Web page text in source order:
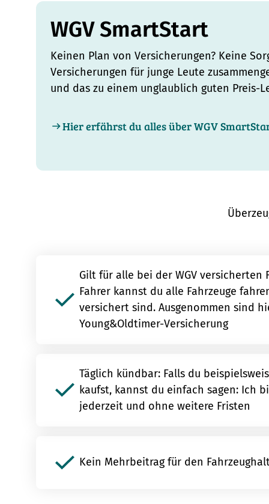
WGV SmartStart
Keinen Plan von Versicherungen? Keine
Versicherungen für junge Leute
und das zu einem unglaublich guten Preis-
Hier erfährst du alles über WGV
Gilt für alle bei der WGV versicherten
Fahrer kannst du alle Fahrzeuge
versichert sind. Ausgenommen sind
Young&Oldtimer-Versicherung
Täglich kündbar: Falls du
kaufst, kannst du einfach sagen: Ich
jederzeit und ohne weitere Fristen
Kein Mehrbeitrag für den